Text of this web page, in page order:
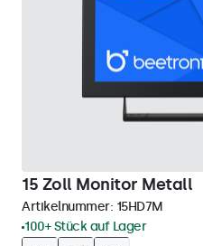
15 Zoll Monitor Metall
Artikelnummer: 15HD7M
100+ Stück auf Lager